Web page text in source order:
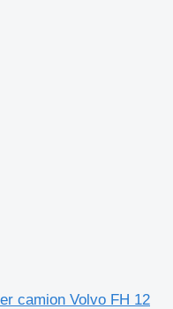
camion Volvo FH 12